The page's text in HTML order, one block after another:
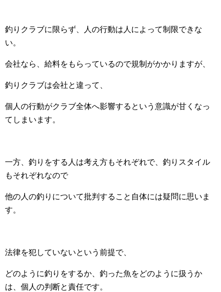
釣りクラブに限らず、人の行動は人によって制限できな
い。
会社なら、給料をもらっているので規制がかかりますが、
釣りクラブは会社と違って、
個人の行動がクラブ全体へ影響するという意識が甘くなっ
てしまいます。
一方、釣りをする人は考え方もそれぞれで、釣りスタイル
もそれぞれなので
他の人の釣りについて批判すること自体には疑問に思いま
す。
法律を犯していないという前提で、
どのように釣りをするか、釣った魚をどのように扱うか
は、個人の判断と責任です。